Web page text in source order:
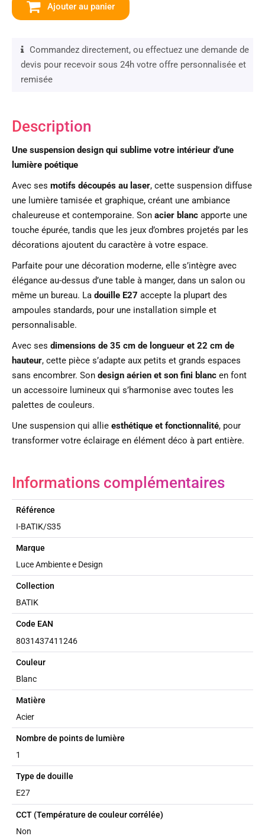
Ajouter au panier
Commandez directement, ou effectuez une demande de
devis pour recevoir sous 24h votre offre personnalisée et
remisée
Description
Une suspension design qui sublime votre intérieur d’une
lumière poétique
Avec ses motifs découpés au laser, cette suspension diffuse
une lumière tamisée et graphique, créant une ambiance
chaleureuse et contemporaine. Son acier blanc apporte une
touche épurée, tandis que les jeux d’ombres projetés par les
décorations ajoutent du caractère à votre espace.
Parfaite pour une décoration moderne, elle s’intègre avec
élégance au-dessus d’une table à manger, dans un salon ou
même un bureau. La douille E27 accepte la plupart des
ampoules standards, pour une installation simple et
personnalisable.
Avec ses dimensions de 35 cm de longueur et 22 cm de
hauteur, cette pièce s’adapte aux petits et grands espaces
sans encombrer. Son design aérien et son fini blanc en font
un accessoire lumineux qui s’harmonise avec toutes les
palettes de couleurs.
Une suspension qui allie esthétique et fonctionnalité, pour
transformer votre éclairage en élément déco à part entière.
Informations complémentaires
Référence
I-BATIK/S35
Marque
Luce Ambiente e Design
Collection
BATIK
Code EAN
8031437411246
Couleur
Blanc
Matière
Acier
Nombre de points de lumière
1
Type de douille
E27
CCT (Température de couleur corrélée)
Non